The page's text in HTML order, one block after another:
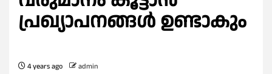
പ്രഖ്യാപനങ്ങള്‍ ഉണ്ടാകും
4 years ago admin